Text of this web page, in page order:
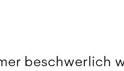
beschwerlich